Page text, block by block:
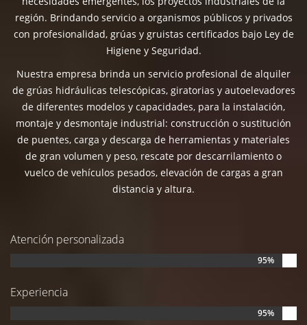
región. Brindando servicio a organismos públicos y privados
con profesionalidad, grúas y gruistas certificados bajo Ley de
Higiene y Seguridad.
Nuestra empresa brinda un servicio profesional de alquiler
de grúas hidráulicas telescópicas, giratorias y autoelevadores
de diferentes modelos y capacidades, para la instalación,
montaje y desmontaje industrial: construcción o sustitución
de puentes, carga y descarga de herramientas y materiales
de gran volumen y peso, rescate por descarrilamiento o
vuelco de vehículos pesados, elevación de cargas a gran
distancia y altura.
Atención personalizada
95%
Experiencia
95%